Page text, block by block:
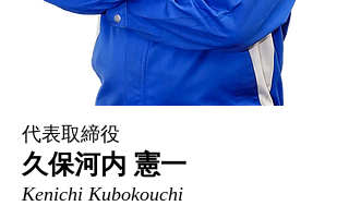
代表取締役
久保河内 憲一
Kenichi Kubokouchi